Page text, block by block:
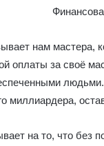
нам мастера,
оплаты за своё
миллиардера,
на то, что без